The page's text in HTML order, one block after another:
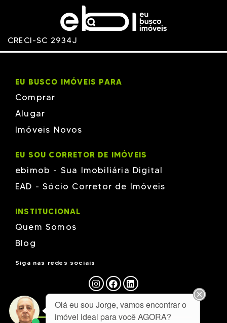
CRECI-SC 2934J
EU BUSCO IMÓVEIS PARA
Comprar
Alugar
Imóveis Novos
EU SOU CORRETOR DE IMÓVEIS
ebimob - Sua Imobiliária Digital
EAD - Sócio Corretor de Imóveis
INSTITUCIONAL
Quem Somos
Blog
Siga nas redes sociais
Olá eu sou Jorge, vamos encontrar o
imóvel ideal para você AGORA?